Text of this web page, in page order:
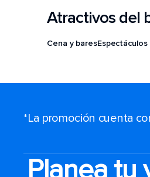
Atractivos del
Cena y bares
*La promoción cuenta
Planea tu